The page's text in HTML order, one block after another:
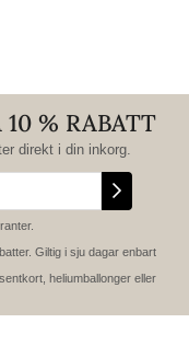
10 % RABATT
direkt i din inkorg.
Giltig i sju dagar enbart
heliumballonger eller